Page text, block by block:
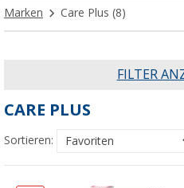
Marken Care Plus (8)
FILTER
CARE PLUS
Sortieren: